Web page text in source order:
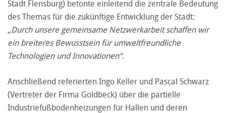
Stadt Flensburg) betonte einleitend die zentrale Bedeutung
des Themas für die zukünftige Entwicklung der Stadt:
„Durch unsere gemeinsame Netzwerkarbeit schaffen wir
ein breiteres Bewusstsein für umweltfreundliche
Technologien und Innovationen“.
Anschließend referierten Ingo Keller und Pascal Schwarz
(Vertreter der Firma Goldbeck) über die partielle
Industriefußbodenheizungen für Hallen und deren